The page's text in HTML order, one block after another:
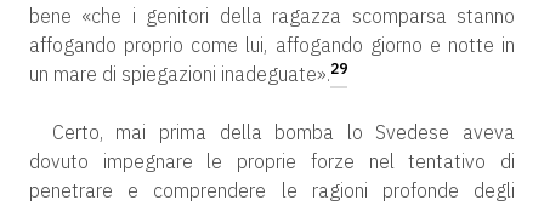
bene «che i genitori della ragazza scomparsa stanno
affogando proprio come lui, affogando giorno e notte in
un mare di spiegazioni inadeguate».29
Certo, mai prima della bomba lo Svedese aveva
dovuto impegnare le proprie forze nel tentativo di
penetrare e comprendere le ragioni profonde degli